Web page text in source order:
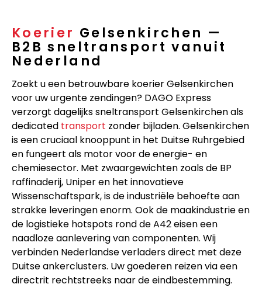
Koerier Gelsenkirchen —
B2B sneltransport vanuit
Nederland
Zoekt u een betrouwbare koerier Gelsenkirchen
voor uw urgente zendingen? DAGO Express
verzorgt dagelijks sneltransport Gelsenkirchen als
dedicated transport zonder bijladen. Gelsenkirchen
is een cruciaal knooppunt in het Duitse Ruhrgebied
en fungeert als motor voor de energie- en
chemiesector. Met zwaargewichten zoals de BP
raffinaderij, Uniper en het innovatieve
Wissenschaftspark, is de industriële behoefte aan
strakke leveringen enorm. Ook de maakindustrie en
de logistieke hotspots rond de A42 eisen een
naadloze aanlevering van componenten. Wij
verbinden Nederlandse verladers direct met deze
Duitse ankerclusters. Uw goederen reizen via een
directrit rechtstreeks naar de eindbestemming.